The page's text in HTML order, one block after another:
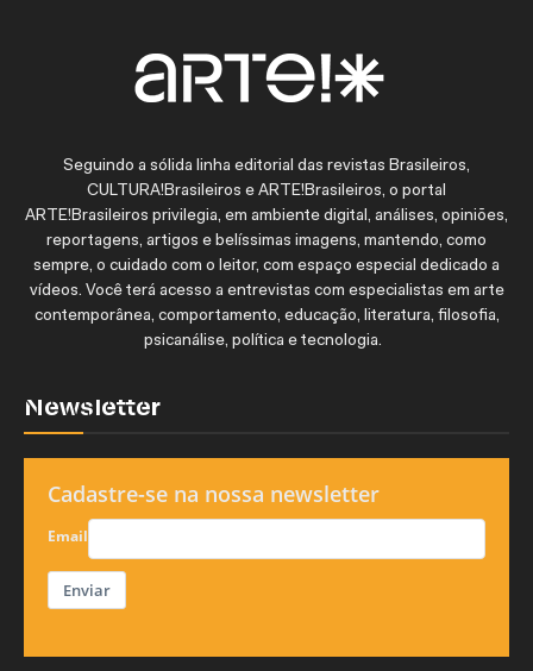
Seguindo a sólida linha editorial das revistas Brasileiros,
CULTURA!Brasileiros e ARTE!Brasileiros, o portal
ARTE!Brasileiros privilegia, em ambiente digital, análises, opiniões,
reportagens, artigos e belíssimas imagens, mantendo, como
sempre, o cuidado com o leitor, com espaço especial dedicado a
vídeos. Você terá acesso a entrevistas com especialistas em arte
contemporânea, comportamento, educação, literatura, filosofia,
psicanálise, política e tecnologia.
Newsletter
Cadastre-se na nossa newsletter
Email
Enviar